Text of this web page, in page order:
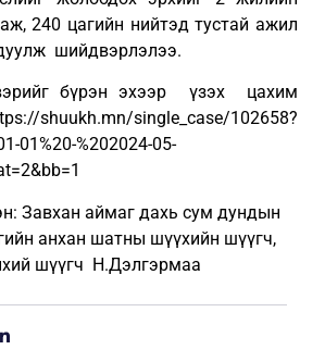
240 цагийн нийтэд тустай ажил
шийдвэрлэлээ.
бүрэн эхээр үзэх цахим
shuukh.mn/single_case/102658?
01%20-%202024-05-
Завхан аймаг дахь сум дундын
анхан шатны шүүхийн шүүгч,
шүүгч Н.Дэлгэрмаа